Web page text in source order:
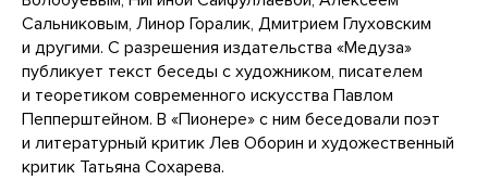
Сальниковым, Линор Горалик, Дмитрием Глуховским
и другими. С разрешения издательства «Медуза»
публикует текст беседы с художником, писателем
и теоретиком современного искусства Павлом
Пепперштейном. В «Пионере» с ним беседовали поэт
и литературный критик Лев Оборин и художественный
критик Татьяна Сохарева.